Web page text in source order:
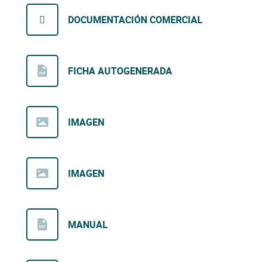
DOCUMENTACIÓN COMERCIAL
FICHA AUTOGENERADA
IMAGEN
IMAGEN
MANUAL